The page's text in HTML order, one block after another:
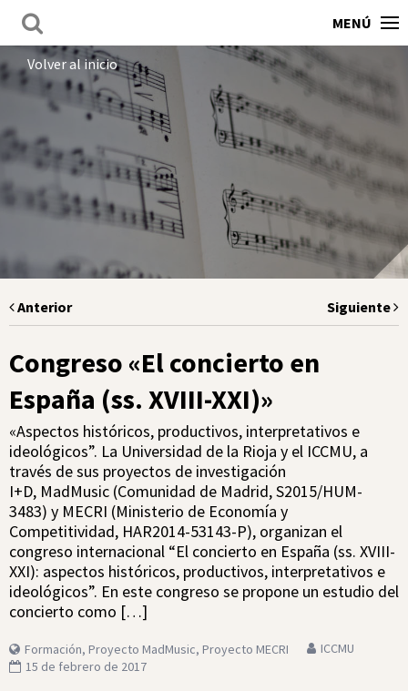
MENÚ
Volver al inicio
Anterior Siguiente
Congreso «El concierto en
España (ss. XVIII-XXI)»
«Aspectos históricos, productivos, interpretativos e
ideológicos”. La Universidad de la Rioja y el ICCMU, a
través de sus proyectos de investigación
I+D, MadMusic (Comunidad de Madrid, S2015/HUM-
3483) y MECRI (Ministerio de Economía y
Competitividad, HAR2014-53143-P), organizan el
congreso internacional “El concierto en España (ss. XVIII-
XXI): aspectos históricos, productivos, interpretativos e
ideológicos”. En este congreso se propone un estudio del
concierto como […]
Formación, Proyecto MadMusic, Proyecto MECRI
ICCMU
15 de febrero de 2017